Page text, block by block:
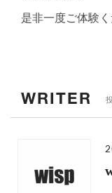
是非一度ご体験く
WRITER